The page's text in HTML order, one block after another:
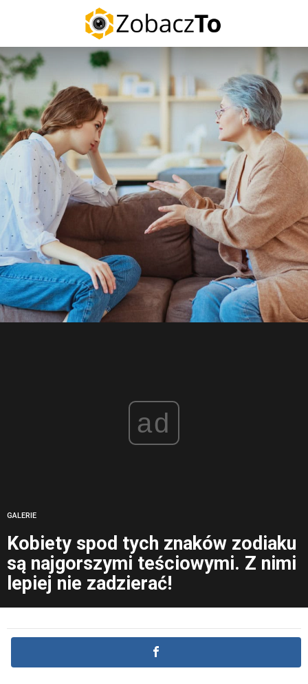
ad
GALERIE
Kobiety spod tych znaków zodiaku
są najgorszymi teściowymi. Z nimi
lepiej nie zadzierać!